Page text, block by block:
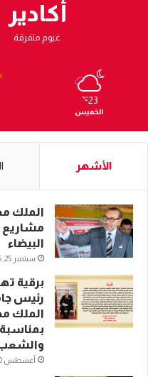
أكادير
غيوم متفرقة
23
℃
الخميس
الأشهر
الملك
مشاريع
البيضاء
سبتمبر 25, 2025
برقية
رئيس
الملك
أغسطس 20, 2024